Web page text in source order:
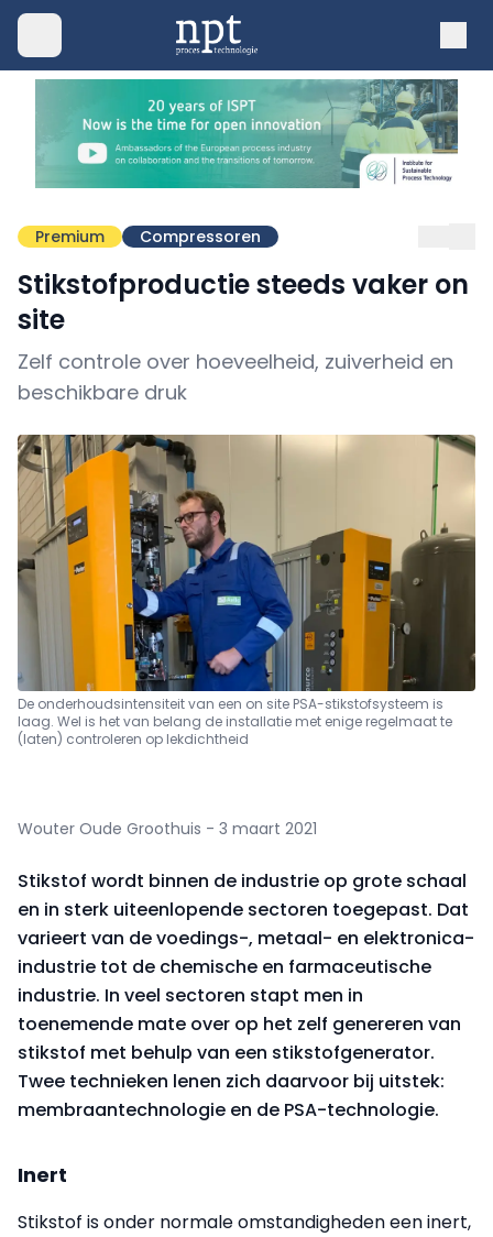
Premium Compressoren
Stikstofproductie steeds vaker on
site
Zelf controle over hoeveelheid, zuiverheid en
beschikbare druk
De onderhoudsintensiteit van een on site PSA-stikstofsysteem is
laag. Wel is het van belang de installatie met enige regelmaat te
(laten) controleren op lekdichtheid
Wouter Oude Groothuis - 3 maart 2021
Stikstof wordt binnen de industrie op grote schaal
en in sterk uiteenlopende sectoren toegepast. Dat
varieert van de voedings-, metaal- en elektronica-
industrie tot de chemische en farmaceutische
industrie. In veel sectoren stapt men in
toenemende mate over op het zelf genereren van
stikstof met behulp van een stikstofgenerator.
Twee technieken lenen zich daarvoor bij uitstek:
membraantechnologie en de PSA-technologie.
Inert
Stikstof is onder normale omstandigheden een inert,